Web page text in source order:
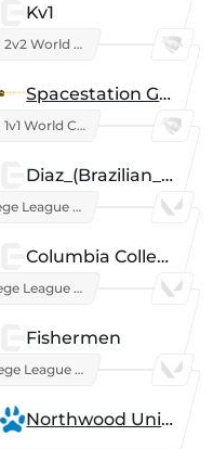
Kv1
RLCS 2026 - 2v2 World Championship
Spacestation Gaming
RLCS 2026 - 1v1 World Championship
Diaz_(Brazilian_Player)
PlayVS College League 2025: Fall
Columbia College
PlayVS College League 2025: Fall
Fishermen
PlayVS College League 2025: Fall
Northwood University